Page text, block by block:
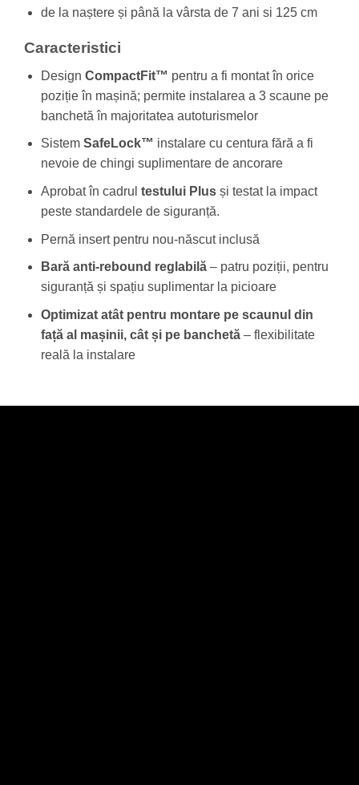
de la naștere și până la vârsta de 7 ani si 125 cm
Caracteristici
Design CompactFit™ pentru a fi montat în orice
poziție în mașină; permite instalarea a 3 scaune pe
banchetă în majoritatea autoturismelor
Sistem SafeLock™ instalare cu centura fără a fi
nevoie de chingi suplimentare de ancorare
Aprobat în cadrul testului Plusși testat la impact
peste standardele de siguranță.
Pernă insert pentru nou-născut inclusă
Bară anti-rebound reglabilă– patru poziții, pentru
siguranță și spațiu suplimentar la picioare
Optimizat atât pentru montare pe scaunul din
față al mașinii, cât și pe banchetă– flexibilitate
reală la instalare